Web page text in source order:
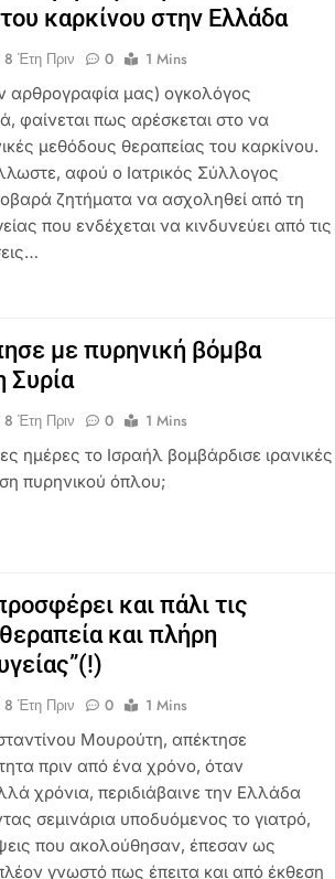
καρκίνου στην Ελλάδα
8 Έτη Πριν 0
1 Mins
αρθρογραφία μας) ογκολόγος
φαίνεται πως αρέσκεται στο να
μεθόδους θεραπείας του καρκίνου.
αφού ο Ιατρικός Σύλλογος
ζητήματα να ασχοληθεί από τη
που ενδέχεται να κινδυνεύει από τις
με πυρηνική βόμβα
Συρία
8 Έτη Πριν 0
1 Mins
ημέρες το Ισραήλ βομβάρδισε ιρανικές
πυρηνικού όπλου;
και πάλι τις
και πλήρη
8 Έτη Πριν 0
1 Mins
Μουρούτη, απέκτησε
πριν από ένα χρόνο, όταν
χρόνια, περιδιάβαινε την Ελλάδα
σεμινάρια υποδυόμενος το γιατρό,
που ακολούθησαν, έπεσαν ως
γνωστό πως έπειτα και από έκθεση